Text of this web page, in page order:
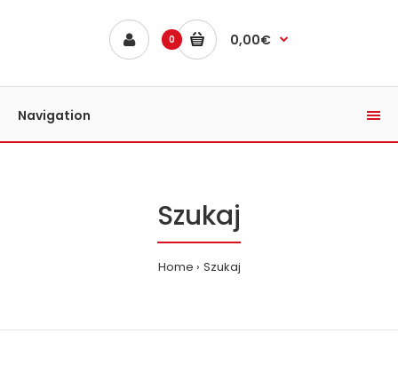
0 0,00€
Navigation
Szukaj
Home Szukaj